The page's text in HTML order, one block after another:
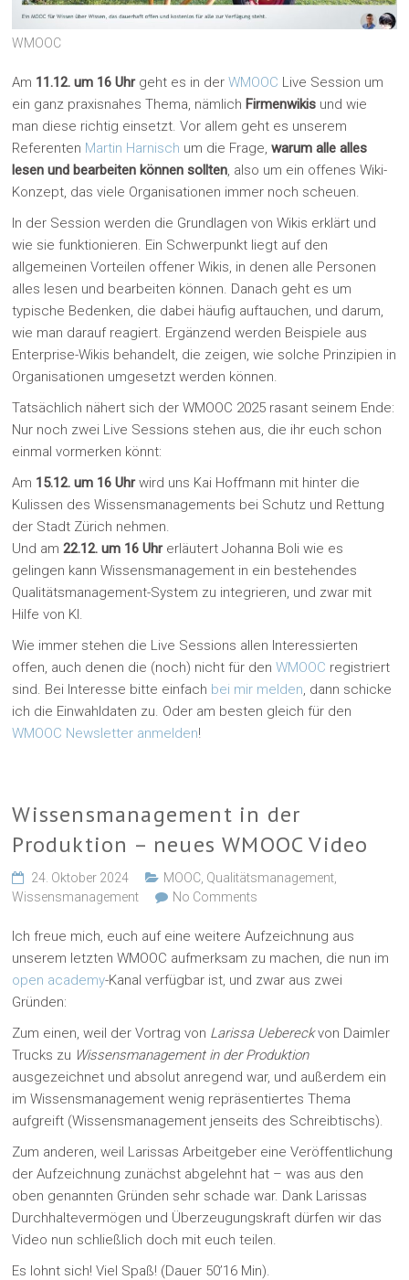
WMOOC
Am 11.12. um 16 Uhrgeht es in derWMOOC Live Session um
ein ganz praxisnahes Thema, nämlich Firmenwikis und wie
man diese richtig einsetzt. Vor allem geht es unserem
Referenten Martin Harnisch um die Frage,warum alle alles
lesen und bearbeiten können sollten, also um ein offenes Wiki-
Konzept, das viele Organisationen immer noch scheuen.
In der Session werden die Grundlagen von Wikis erklärt und
wie sie funktionieren. Ein Schwerpunkt liegt auf den
allgemeinen Vorteilen offener Wikis, in denen alle Personen
alles lesen und bearbeiten können. Danach geht es um
typische Bedenken, die dabei häufig auftauchen, und darum,
wie man darauf reagiert. Ergänzend werden Beispiele aus
Enterprise-Wikis behandelt, die zeigen, wie solche Prinzipien in
Organisationen umgesetzt werden können.
Tatsächlich nähert sich der WMOOC 2025 rasant seinem Ende:
Nur noch zwei Live Sessions stehen aus, die ihr euch schon
einmal vormerken könnt:
Am 15.12. um 16 Uhrwird uns Kai Hoffmann mit hinter die
Kulissen des Wissensmanagements bei Schutz und Rettung
der Stadt Zürich nehmen.
Und am22.12. um 16 Uhrerläutert Johanna Boli wie es
gelingen kann Wissensmanagement in ein bestehendes
Qualitätsmanagement-System zu integrieren, und zwar mit
Hilfe von KI.
Wie immer stehen die Live Sessions allen Interessierten
offen, auch denen die (noch) nicht für denWMOOC registriert
sind. Bei Interesse bitte einfach bei mir melden, dann schicke
ich die Einwahldaten zu. Oder am besten gleich für den
WMOOC Newsletter anmelden!
Wissensmanagement in der
Produktion – neues WMOOC Video
24. Oktober 2024 MOOC Qualitätsmanagement
Wissensmanagement
No Comments
Ich freue mich, euch auf eine weitere Aufzeichnung aus
unserem letzten WMOOC aufmerksam zu machen, die nun im
open academy-Kanal verfügbar ist, und zwar aus zwei
Gründen:
Zum einen, weil der Vortrag von Larissa Uebereckvon Daimler
Trucks zu Wissensmanagement in der Produktion
ausgezeichnet und absolut anregend war, und außerdem ein
im Wissensmanagement wenig repräsentiertes Thema
aufgreift (Wissensmanagement jenseits des Schreibtischs).
Zum anderen, weil Larissas Arbeitgeber eine Veröffentlichung
der Aufzeichnung zunächst abgelehnt hat – was aus den
oben genannten Gründen sehr schade war. Dank Larissas
Durchhaltevermögen und Überzeugungskraft dürfen wir das
Video nun schließlich doch mit euch teilen.
Es lohnt sich! Viel Spaß! (Dauer 50’16 Min).